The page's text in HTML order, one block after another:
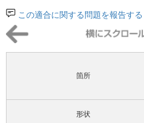
この適合に関する問題を報告する
箇所
形状